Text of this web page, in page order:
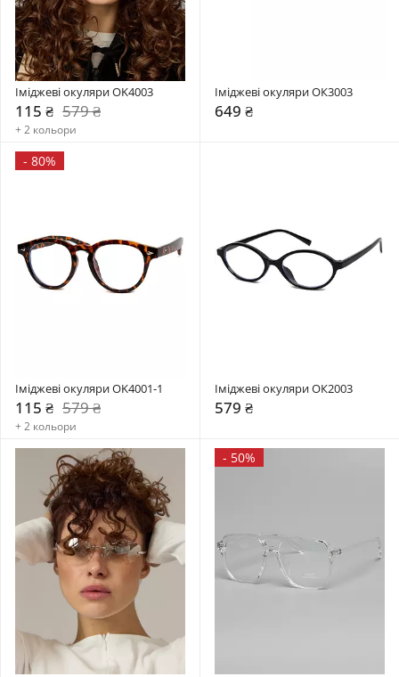
Іміджеві окуляри OK4003
115 ₴ 579 ₴
+ 2 кольори
Іміджеві окуляри ОК3003
649 ₴
- 80%
Іміджеві окуляри OK4001-1
115 ₴ 579 ₴
+ 2 кольори
Іміджеві окуляри OК2003
579 ₴
- 50%